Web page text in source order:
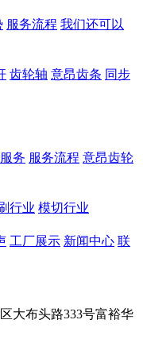
服务流程 我们还可以
齿轮轴 意昂齿条 同步
务 服务流程 意昂齿轮
行业 模切行业
工厂展示 新闻中心 联
大布头路333号富裕华